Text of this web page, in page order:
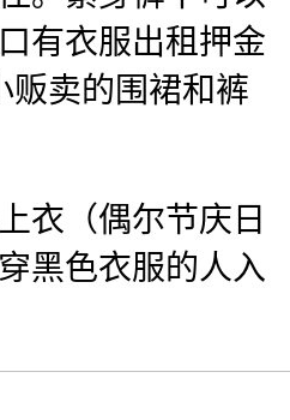
有衣服出租押金
贩卖的围裙和裤
衣（偶尔节庆日
黑色衣服的人入